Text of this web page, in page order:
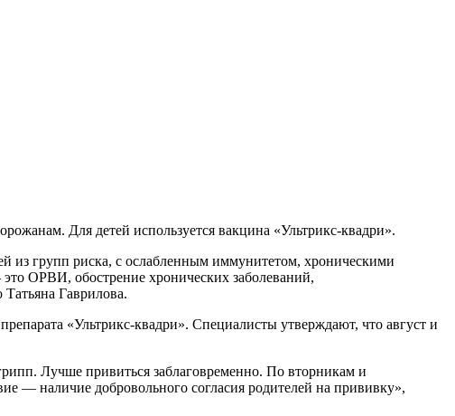
Для детей используется вакцина «Ультрикс-квадри».
из групп риска, с ослабленным иммунитетом, хроническими
ОРВИ, обострение хронических заболеваний,
Гаврилова.
«Ультрикс-квадри». Специалисты утверждают, что август и
Лучше привиться заблаговременно. По вторникам и
— наличие добровольного согласия родителей на прививку»,